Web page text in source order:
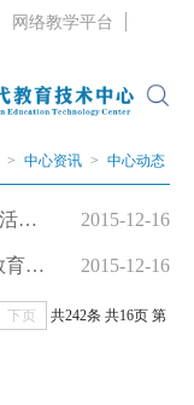
网络教学平台
> 中心资讯 > 中心动态
“如何让PPT更好地辅助教学”主题培训活动顺利开展 2015-12-16
华南农业大学副校长一行参观网络与教育技术中心 2015-12-16
下页 共242条 共16页 第